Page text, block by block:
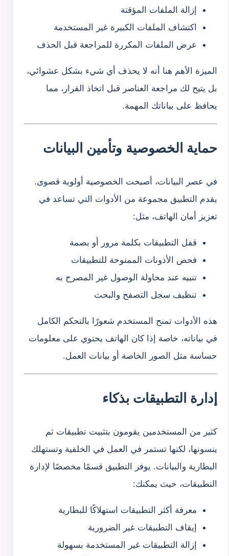
إزالة الملفات المؤقتة
اكتشاف الملفات الكبيرة غير المستخدمة
عرض الملفات المكررة للمراجعة قبل الحذف
الميزة الأهم هنا أنه لا يحذف أي شيء بشكل عشوائي،
بل يتيح لك مراجعة العناصر قبل اتخاذ القرار، مما
يحافظ على بياناتك المهمة.
حماية الخصوصية وتأمين البيانات
في عصر البيانات، أصبحت الخصوصية أولوية قصوى.
يقدم التطبيق مجموعة من الأدوات التي تساعد في
تعزيز أمان الهاتف، مثل:
قفل التطبيقات بكلمة مرور أو بصمة
فحص الأذونات الممنوحة للتطبيقات
تنبيه عند محاولة الوصول غير المصرح به
تنظيف سجل التصفح والبحث
هذه الأدوات تمنح المستخدم شعورًا بالتحكم الكامل
في بياناته، خاصة إذا كان الهاتف يحتوي على معلومات
حساسة مثل الصور الخاصة أو بيانات العمل.
إدارة التطبيقات بذكاء
كثير من المستخدمين يقومون بتثبيت تطبيقات ثم
ينسونها، لكنها تستمر في العمل في الخلفية وتستهلك
البطارية والبيانات. يوفر التطبيق قسمًا مخصصًا لإدارة
التطبيقات، حيث يمكنك:
معرفة أكثر التطبيقات استهلاكًا للبطارية
إيقاف التطبيقات غير الضرورية
إزالة التطبيقات غير المستخدمة بسهولة